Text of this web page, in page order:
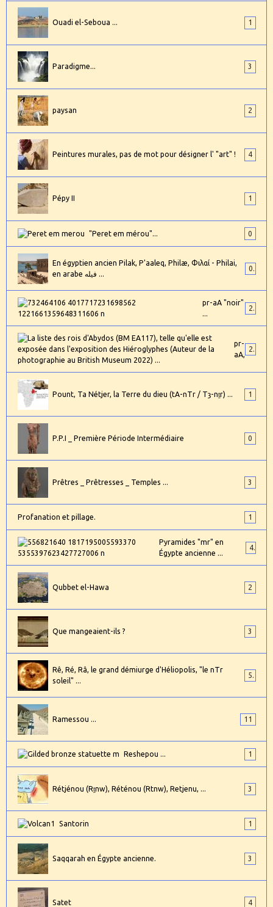
Ouadi el-Seboua ... 1
Paradigme... 3
paysan 2
Peintures murales, pas de mot pour désigner l' "art" ! 4
Pépy II 1
"Peret em mérou"... 0
En égyptien ancien Pilak, P'aaleq, Philæ, Φιλαί - Philai,
pr-aA "noir"
pr-
aA,
Pount, Ta Nétjer, la Terre du dieu (tA-nTr / Tȝ-nṯr) ... 1
P.P.I _ Première Période Intermédiaire 0
Prêtres _ Prêtresses _ Temples ... 3
Profanation et pillage. 1
Pyramides "mr" en
Égypte ancienne ...
4
Qubbet el-Hawa 2
Que mangeaient-ils ? 3
Rê, Ré, Râ, le grand démiurge d'Héliopolis, "le nTr
soleil" ...
5
Ramessou ... 11
Reshepou ... 1
Rétjénou (Rṯnw), Réténou (Rtnw), Retjenu, ... 3
Santorin 1
Saqqarah en Égypte ancienne. 3
Satet 4